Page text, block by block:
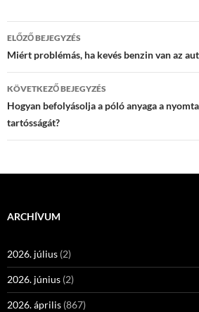
Bejegyzések
navigációja
ELŐZŐ BEJEGYZÉS
Miért problémás, ha kevés benzin van az
KÖVETKEZŐ BEJEGYZÉS
Hogyan befolyásolja a póló anyaga a
tartósságát?
ARCHÍVUM
2026. július (2)
2026. június (2)
2026. április (867)